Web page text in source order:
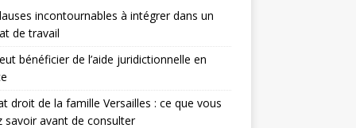
incontournables à intégrer dans un
de travail
bénéficier de l’aide juridictionnelle en
droit de la famille Versailles : ce que vous
savoir avant de consulter